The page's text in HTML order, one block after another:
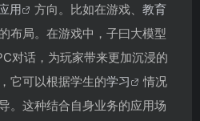
用 方向。比如在游戏、 教育
布局。在游戏中，子曰大模型
对话，为玩家带来更加沉浸的
它可以根据学生的学习
情况
。这种结合自身业务的应用场